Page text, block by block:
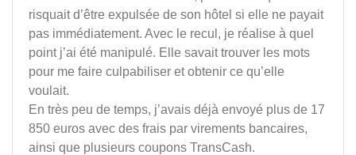
risquait d’être expulsée de son hôtel si elle ne payait
pas immédiatement. Avec le recul, je réalise à quel
point j’ai été manipulé. Elle savait trouver les mots
pour me faire culpabiliser et obtenir ce qu’elle
voulait.
En très peu de temps, j’avais déjà envoyé plus de 17
850 euros avec des frais par virements bancaires,
ainsi que plusieurs coupons TransCash.